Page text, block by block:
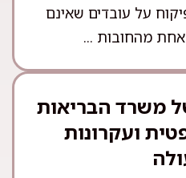
על עובדים שאינם
אחת מהחובות ...
משרד הבריאות
ועקרונות